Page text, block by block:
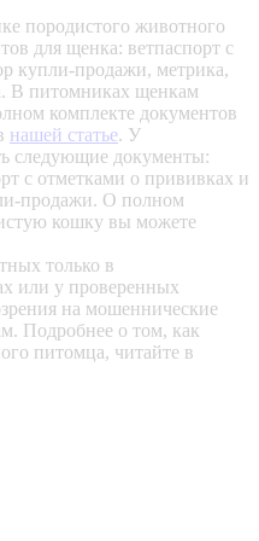
породистого животного
для щенка: ветпаспорт с
купли-продажи, метрика,
В питомниках щенкам
комплекте документов
нашей статье. У
следующие документы:
с отметками о прививках и
продажи. О полном
кошку вы можете
только в
или у проверенных
на мошеннические
Подробнее о том, как
питомца, читайте в